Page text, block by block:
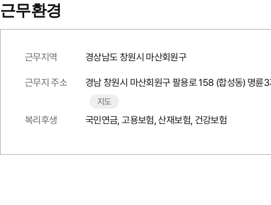
근무환경
근무지역 경상남도 창원시 마산회원구
근무지 주소 경남 창원시 마산회원구 팔용로 158 (합성동) 명륜
지도
복리후생 국민연금, 고용보험, 산재보험, 건강보험